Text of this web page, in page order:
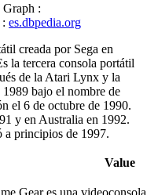
:
es.dbpedia.org
creada por Sega en
la tercera consola portátil
de la Atari Lynx y la
bajo el nombre de
el 6 de octubre de 1990.
y en Australia en 1992.
a principios de 1997.
Value
Gear es una